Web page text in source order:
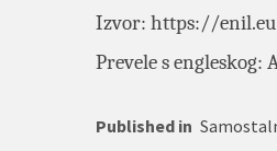
Izvor: https://
Prevele s
Published in